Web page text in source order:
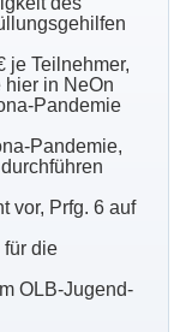
je Teilnehmer,
hier in NeOn
Pandemie
Pandemie,
vor, Prfg. 6 auf
für die
OLB-Jugend-